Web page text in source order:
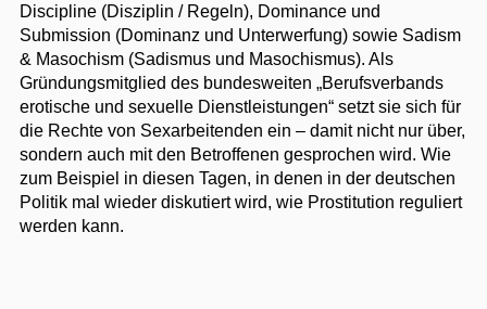
Discipline (Disziplin / Regeln), Dominance und
Submission (Dominanz und Unterwerfung) sowie Sadism
& Masochism (Sadismus und Masochismus). Als
Gründungsmitglied des bundesweiten „Berufsverbands
erotische und sexuelle Dienstleistungen“ setzt sie sich für
die Rechte von Sexarbeitenden ein – damit nicht nur über,
sondern auch mit den Betroffenen gesprochen wird. Wie
zum Beispiel in diesen Tagen, in denen in der deutschen
Politik mal wieder diskutiert wird, wie Prostitution reguliert
werden kann.